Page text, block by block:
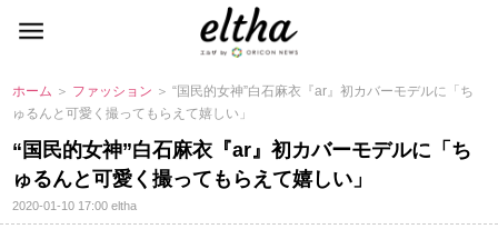
ホーム ＞ ファッション ＞ “国民的女神”白石麻衣『ar』初カバーモデルに「ち
ゅるんと可愛く撮ってもらえて嬉しい」
“国民的女神”白石麻衣『ar』初カバーモデルに「ち
ゅるんと可愛く撮ってもらえて嬉しい」
2020-01-10 17:00eltha